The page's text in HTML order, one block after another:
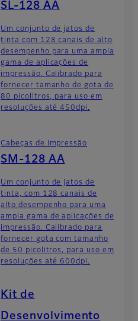
SL-128 AA
Um conjunto de jatos de
tinta com 128 canais de alto
desempenho para uma ampla
gama de aplicações de
impressão. Calibrado para
fornecer tamanho de gota de
80 picolitros, para uso em
resoluções até 450dpi.
Cabeças de impressão
SM-128 AA
Um conjunto de jatos de
tinta, com 128 canais de
alto desempenho para uma
ampla gama de aplicações de
impressão. Calibrado para
fornecer gota com tamanho
de 50 picolitros, para uso em
resoluções até 600dpi.
Kit de
Desenvolvimento